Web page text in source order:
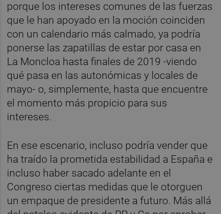
porque los intereses comunes de las fuerzas
que le han apoyado en la moción coinciden
con un calendario más calmado, ya podría
ponerse las zapatillas de estar por casa en
La Moncloa hasta finales de 2019 -viendo
qué pasa en las autonómicas y locales de
mayo- o, simplemente, hasta que encuentre
el momento más propicio para sus
intereses.
En ese escenario, incluso podría vender que
ha traído la prometida estabilidad a España e
incluso haber sacado adelante en el
Congreso ciertas medidas que le otorguen
un empaque de presidente a futuro. Más allá